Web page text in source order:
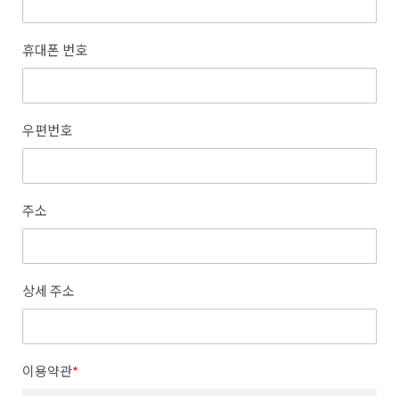
휴대폰 번호
우편번호
주소
상세 주소
이용약관*